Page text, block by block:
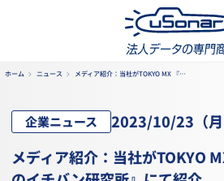
ホーム ニュース メディア紹介：当社がTOKYO MX 『…
企業ニュース 2023/10/23 （月
メディア紹介：当社がTOKYO